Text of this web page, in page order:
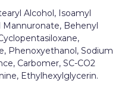
Alcohol, Isoamyl
Mannuronate, Behenyl
Phenoxyethanol, Sodium
Carbomer, SC-CO2
Ethylhexylglycerin.